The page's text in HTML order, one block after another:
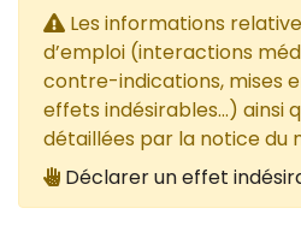
Les informations
d’emploi (interactions
contre-indications, mises
effets indésirables...) ainsi
détaillées par la notice du
Déclarer un effet